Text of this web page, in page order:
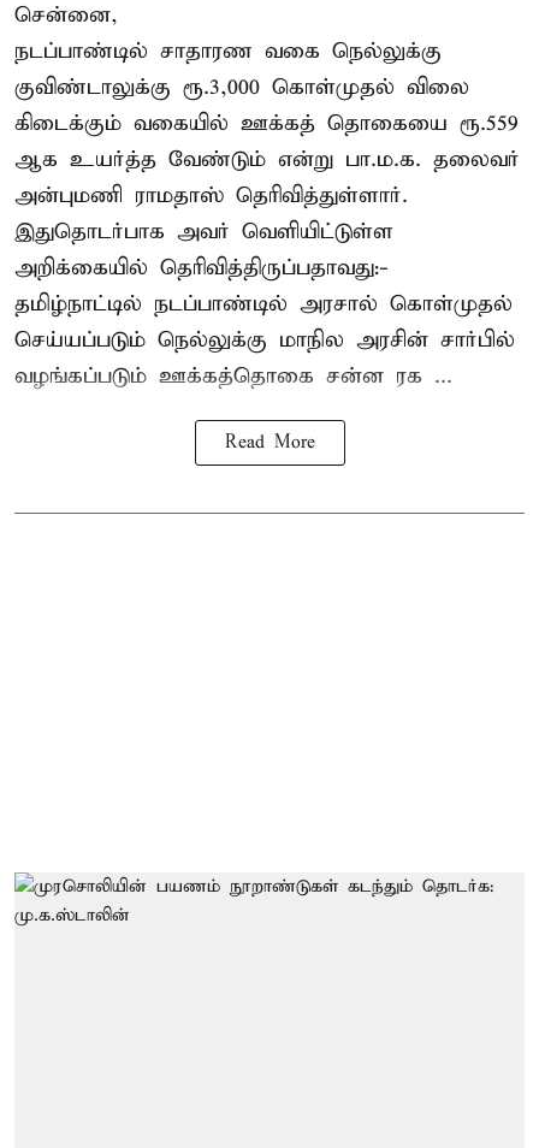
சென்னை,
நடப்பாண்டில் சாதாரண வகை நெல்லுக்கு
குவிண்டாலுக்கு ரூ.3,000 கொள்முதல் விலை
கிடைக்கும் வகையில் ஊக்கத் தொகையை ரூ.559
ஆக உயர்த்த வேண்டும் என்று பா.ம.க. தலைவர்
அன்புமணி ராமதாஸ் தெரிவித்துள்ளார்.
இதுதொடர்பாக அவர் வெளியிட்டுள்ள
அறிக்கையில் தெரிவித்திருப்பதாவது:-
தமிழ்நாட்டில் நடப்பாண்டில் அரசால் கொள்முதல்
செய்யப்படும் நெல்லுக்கு மாநில அரசின் சார்பில்
வழங்கப்படும் ஊக்கத்தொகை சன்ன ரக ...
Read More